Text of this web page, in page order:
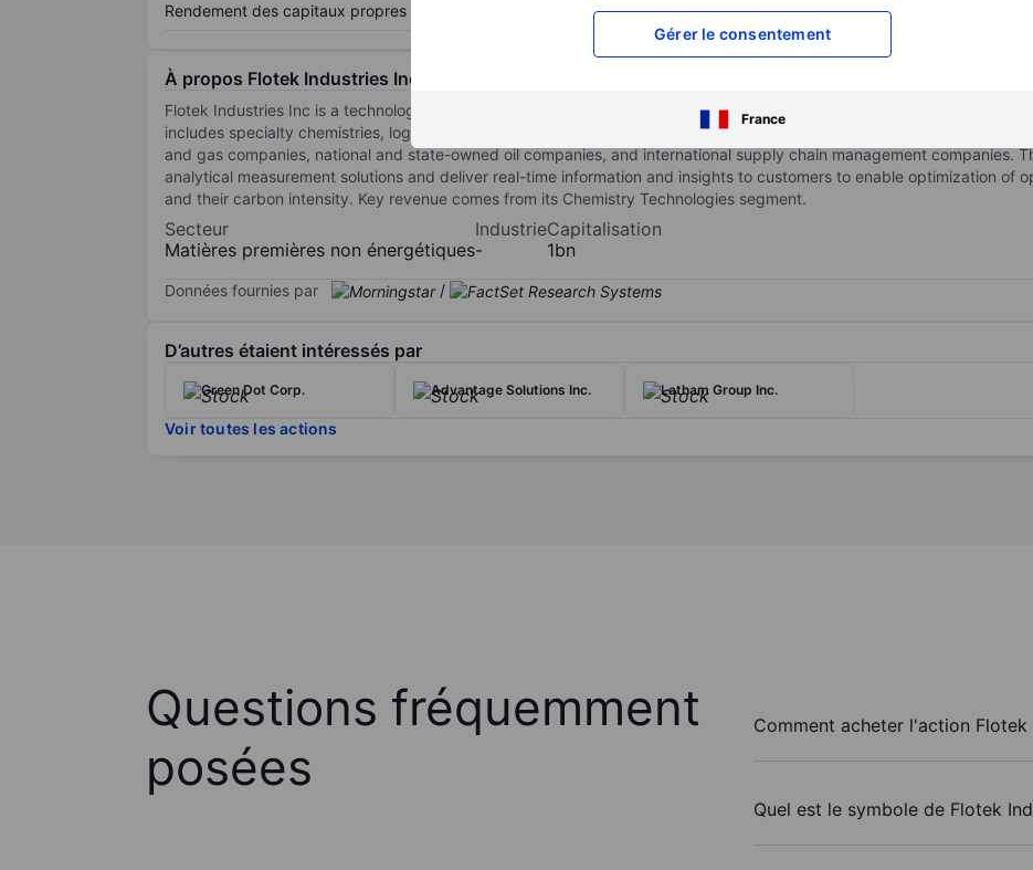
Gérer le consentement
France
Rendement des capitaux propres XXXXXXX
À propos Flotek Industries Inc.
Flotek Industries Inc is a technology-driven specialty chemistry and data company. It has two reportable segments: Its
includes specialty chemistries, logistics and technology services. It also include integrated oil and gas companies,
and gas companies, national and state-owned oil companies, and international supply chain management companies.
analytical measurement solutions and deliver real-time information and insights to customers to enable optimization of
and their carbon intensity. Key revenue comes from its Chemistry Technologies segment.
Secteur
Matières premières non énergétiques
Industrie
-
Capitalisation
1bn
Données fournies par /
D’autres étaient intéressés par
Green Dot Corp. Advantage Solutions Inc. Latham Group Inc.
Voir toutes les actions
Questions fréquemment
posées
Comment acheter l'action Flotek
Quel est le symbole de Flotek